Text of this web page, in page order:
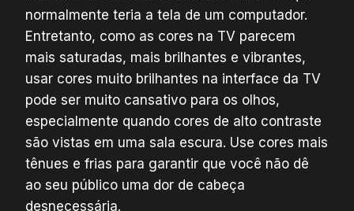
normalmente teria a tela de um computador.
Entretanto, como as cores na TV parecem
mais saturadas, mais brilhantes e vibrantes,
usar cores muito brilhantes na interface da TV
pode ser muito cansativo para os olhos,
especialmente quando cores de alto contraste
são vistas em uma sala escura. Use cores mais
tênues e frias para garantir que você não dê
ao seu público uma dor de cabeça
desnecessária.